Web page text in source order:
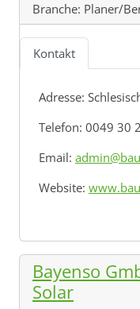
Branche: Planer/
Kontakt
Adresse:
Telefon: 0049 30
Email:
Website:
Bayenso
Solar